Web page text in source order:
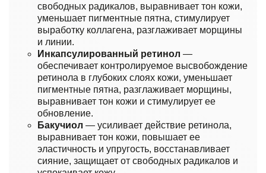
свободных радикалов, выравнивает тон кожи,
уменьшает пигментные пятна, стимулирует
выработку коллагена, разглаживает морщины
и линии.
Инкапсулированный ретинол —
обеспечивает контролируемое высвобождение
ретинола в глубоких слоях кожи, уменьшает
пигментные пятна, разглаживает морщины,
выравнивает тон кожи и стимулирует ее
обновление.
Бакучиол — усиливает действие ретинола,
выравнивает тон кожи, повышает ее
эластичность и упругость, восстанавливает
сияние, защищает от свободных радикалов и